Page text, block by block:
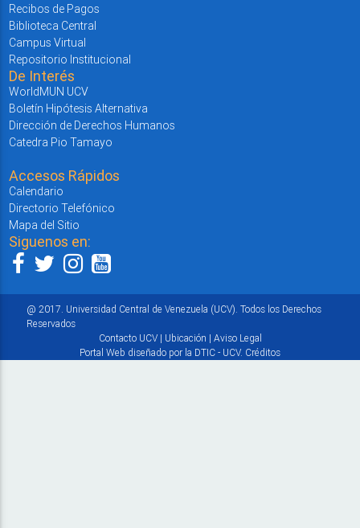
Recibos de Pagos
Biblioteca Central
Campus Virtual
Repositorio Institucional
De Interés
WorldMUN UCV
Boletín Hipótesis Alternativa
Dirección de Derechos Humanos
Catedra Pio Tamayo
Accesos Rápidos
Calendario
Directorio Telefónico
Mapa del Sitio
Siguenos en:
@ 2017. Universidad Central de Venezuela (UCV). Todos los Derechos
Reservados
Contacto UCV| Ubicación | Aviso Legal
Portal Web diseñado por la DTIC - UCV. Créditos